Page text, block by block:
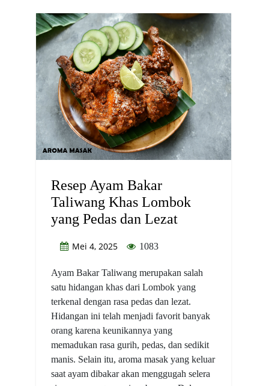
Resep Ayam Bakar
Taliwang Khas Lombok
yang Pedas dan Lezat
Mei 4, 2025 1083
Ayam Bakar Taliwang merupakan salah
satu hidangan khas dari Lombok yang
terkenal dengan rasa pedas dan lezat.
Hidangan ini telah menjadi favorit banyak
orang karena keunikannya yang
memadukan rasa gurih, pedas, dan sedikit
manis. Selain itu, aroma masak yang keluar
saat ayam dibakar akan menggugah selera